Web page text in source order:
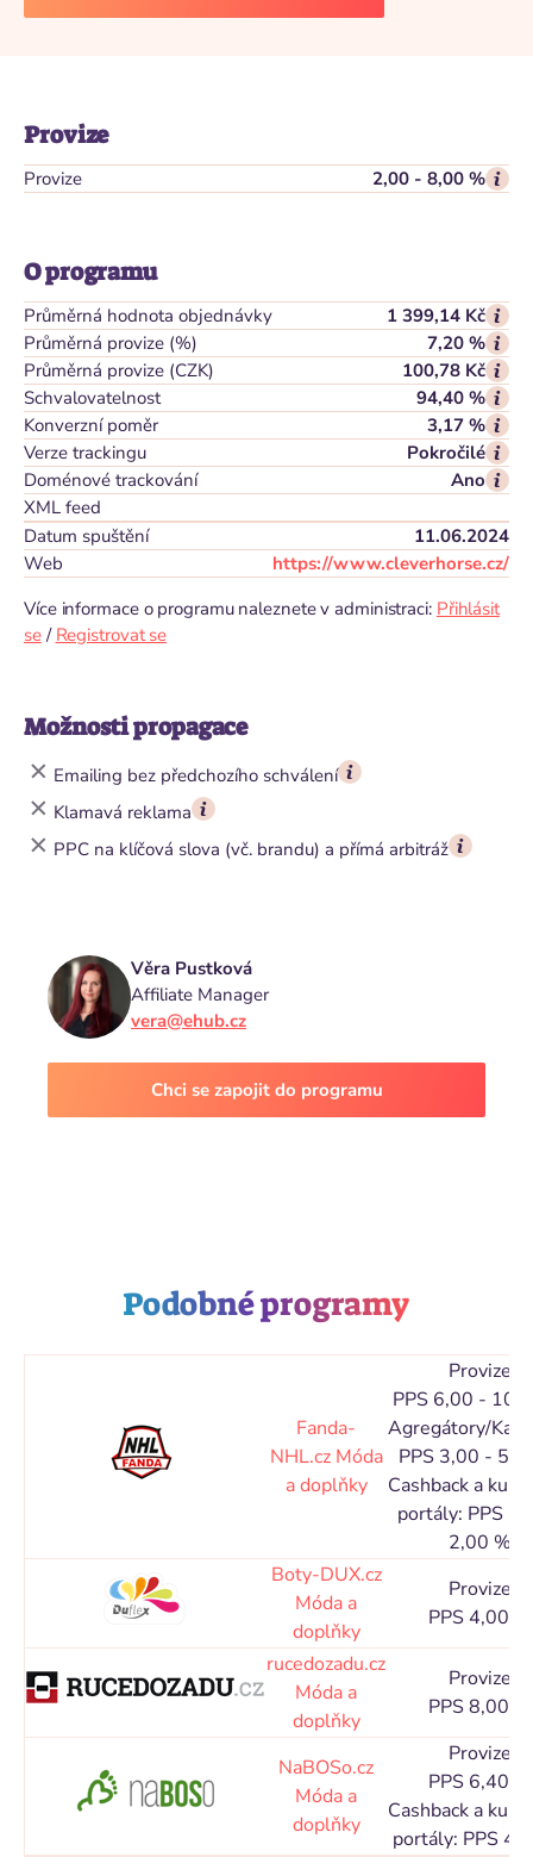
Provize
Provize 2,00 - 8,00 %
O programu
Průměrná hodnota objednávky
1 399,14 Kč
Průměrná provize (%)
7,20 %
Průměrná provize (CZK)
100,78 Kč
Schvalovatelnost
94,40 %
Konverzní poměr
3,17 %
Verze trackingu
Pokročilé
Doménové trackování
Ano
XML feed
Datum spuštění
11.06.2024
Web
https://www.cleverhorse.cz/
Více informace o programu naleznete v administraci: Přihlásit
se/ Registrovat se
Možnosti propagace
Emailing bez předchozího schválení
Klamavá reklama
PPC na klíčová slova (vč. brandu) a přímá arbitráž
Věra Pustková
Affiliate Manager
vera@ehub.cz
Chci se zapojit do programu
Podobné programy
Fanda-
NHL.cz Móda
a doplňky
Provize
PPS 6,00 -
Agregátory/
PPS 3,00 -
Cashback a
portály: PPS
2,00 %
Boty-DUX.cz
Móda a
doplňky
Provize
PPS 4,00 %
rucedozadu.cz
Móda a
doplňky
Provize
PPS 8,00 %
NaBOSo.cz
Móda a
doplňky
Provize
PPS 6,40 %
Cashback a
portály: PPS